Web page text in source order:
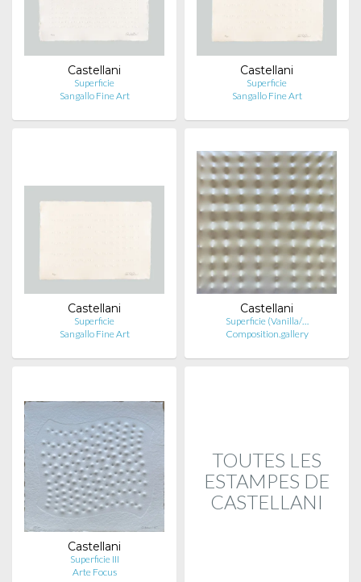
Castellani
Superficie
Sangallo Fine Art
Castellani
Superficie
Sangallo Fine Art
Castellani
Superficie
Sangallo Fine Art
Castellani
Superficie (Vanilla/…
Composition.gallery
Castellani
Superficie III
Arte Focus
TOUTES LES
ESTAMPES DE
CASTELLANI